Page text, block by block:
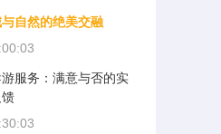
自然的绝美交融
服务：满意与否的实